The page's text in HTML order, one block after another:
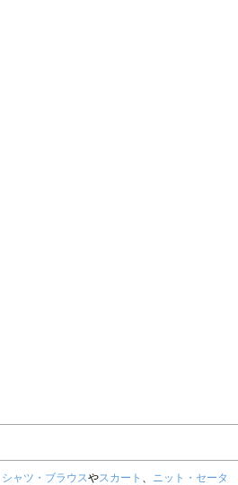
シャツ・ブラウスやスカート 、 ニット・セータ